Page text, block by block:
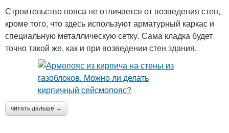
Строительство пояса не отличается от возведения стен,
кроме того, что здесь используют арматурный каркас и
специальную металлическую сетку. Сама кладка будет
точно такой же, как и при возведении стен здания.
читать дальше →